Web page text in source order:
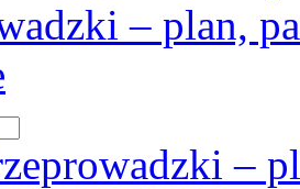
– plan,
–